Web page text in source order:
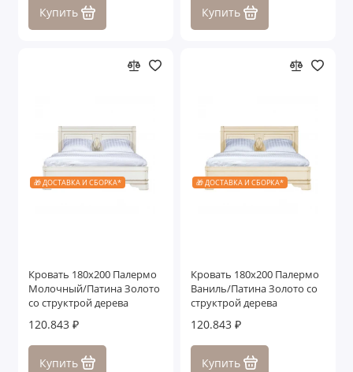
Купить Купить
🎁 ДОСТАВКА И СБОРКА*
Кровать 180x200 Палермо
Молочный/Патина Золото
со структрой дерева
120.843 ₽
Купить
🎁 ДОСТАВКА И СБОРКА*
Кровать 180x200 Палермо
Ваниль/Патина Золото со
структрой дерева
120.843 ₽
Купить